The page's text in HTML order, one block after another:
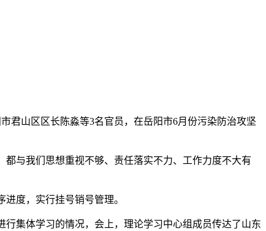
山区区长陈淼等3名官员，在岳阳市6月份污染防治攻坚
与我们思想重视不够、责任落实不力、工作力度不大有
度，实行挂号销号管理。
集体学习的情况，会上，理论学习中心组成员传达了山东